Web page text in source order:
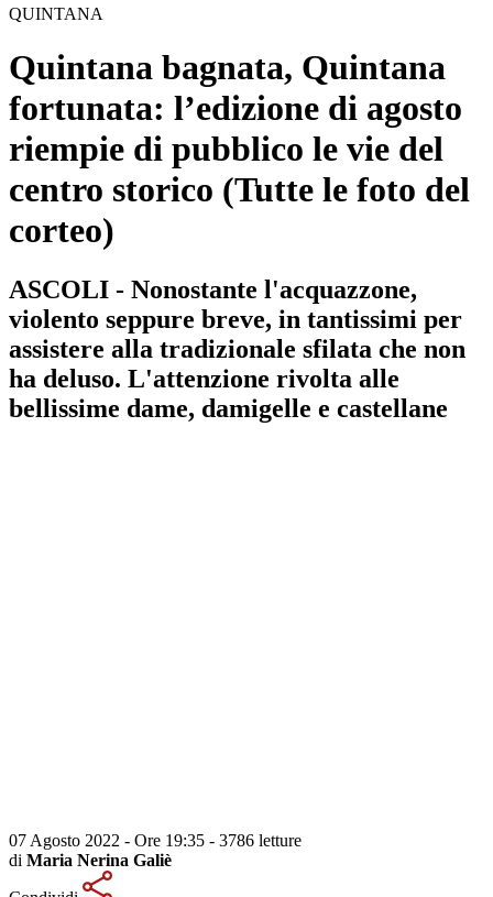
QUINTANA
Quintana bagnata, Quintana
fortunata: l’edizione di agosto
riempie di pubblico le vie del
centro storico (Tutte le foto del
corteo)
ASCOLI - Nonostante l'acquazzone,
violento seppure breve, in tantissimi per
assistere alla tradizionale sfilata che non
ha deluso. L'attenzione rivolta alle
bellissime dame, damigelle e castellane
07 Agosto 2022 - Ore 19:35 - 3786 letture
di Maria Nerina Galiè